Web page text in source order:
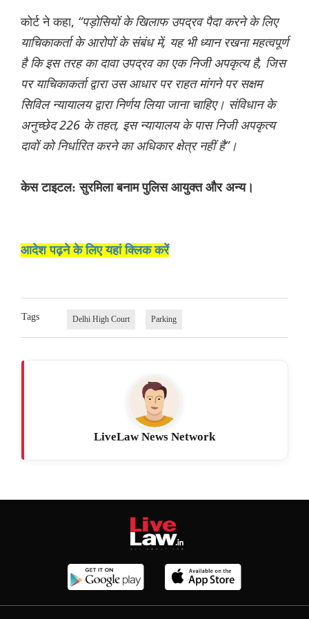
कोर्ट ने कहा, “पड़ोसियों के खिलाफ उपद्रव पैदा करने के लिए
याचिकाकर्ता के आरोपों के संबंध में, यह भी ध्यान रखना महत्वपूर्ण
है कि इस तरह का दावा उपद्रव का एक निजी अपकृत्य है, जिस
पर याचिकाकर्ता द्वारा उस आधार पर राहत मांगने पर सक्षम
सिविल न्यायालय द्वारा निर्णय लिया जाना चाहिए। संविधान के
अनुच्छेद 226 के तहत, इस न्यायालय के पास निजी अपकृत्य
दावों को निर्धारित करने का अधिकार क्षेत्र नहीं है”।
केस टाइटल: सुरमिला बनाम पुलिस आयुक्त और अन्य।
आदेश पढ़ने के लिए यहां क्लिक करें
Tags Delhi High Court Parking
LiveLaw News Network